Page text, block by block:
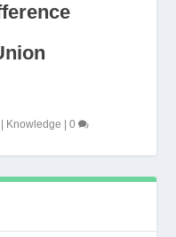
Knowledge |0